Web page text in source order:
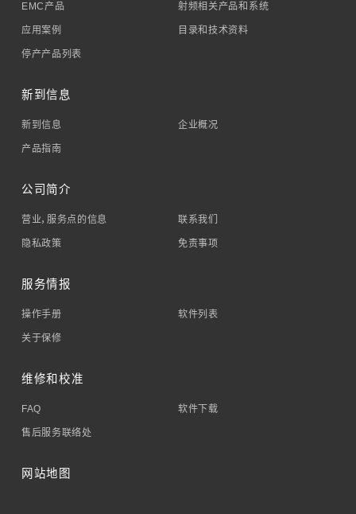
EMC产品 射频相关产品和系统
应用案例 目录和技术资料
停产产品列表
新到信息
新到信息 企业概况
产品指南
公司简介
营业，服务点的信息 联系我们
隐私政策 免责事项
服务情报
操作手册 软件列表
关于保修
维修和校准
FAQ 软件下载
售后服务联络处
网站地图